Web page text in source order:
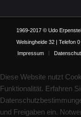
1969-2017 © Udo
Welsingheide 32 | Telefon
Impressum
Diese Website nutzt
Funktionalität. Erfahren
und Freigaben ein.